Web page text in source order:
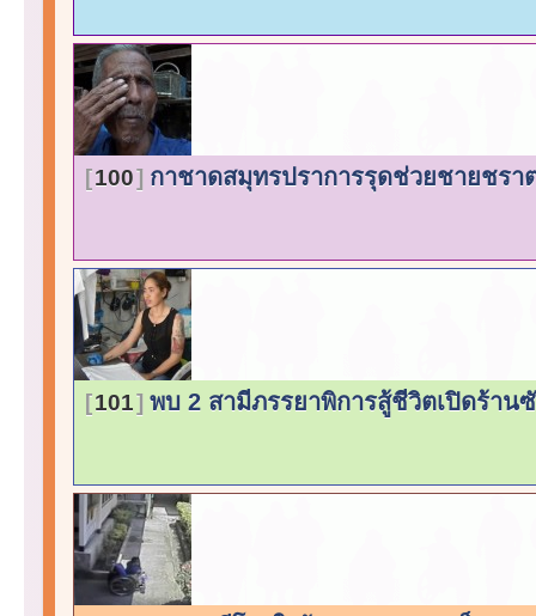
100 กาชาดสมุทรปราการรุดช่วยชายชร
101 พบ 2 สามีภรรยาพิการสู้ชีวิตเปิดร้าน